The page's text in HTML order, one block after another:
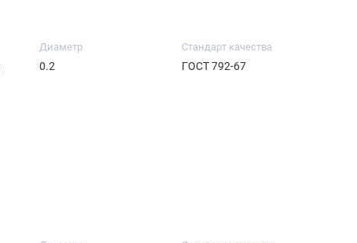
Диаметр
0.2
Стандарт качества
ГОСТ 792-67